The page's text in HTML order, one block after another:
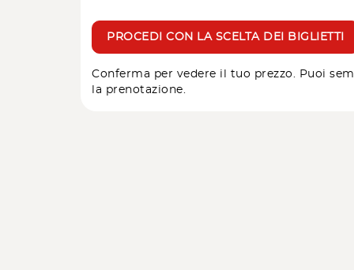
PROCEDI CON LA SCELTA DEI BIGLIETTI
Conferma per vedere il tuo prezzo. Puoi
la prenotazione.